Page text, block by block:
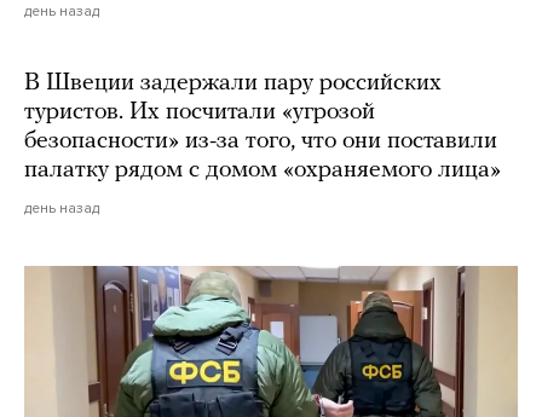
день назад
В Швеции задержали пару российских
туристов. Их посчитали «угрозой
безопасности» из-за того, что они поставили
палатку рядом с домом «охраняемого лица»
день назад